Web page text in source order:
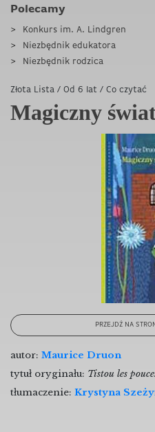
Polecamy
Konkurs im. A. Lindgren
Niezbędnik edukatora
Niezbędnik rodzica
Złota Lista / Od 6 lat / Co czytać
Magiczny
PRZEJDŹ NA
autor: Maurice Druon
tytuł oryginału: Tistou les
tłumaczenie: Krystyna